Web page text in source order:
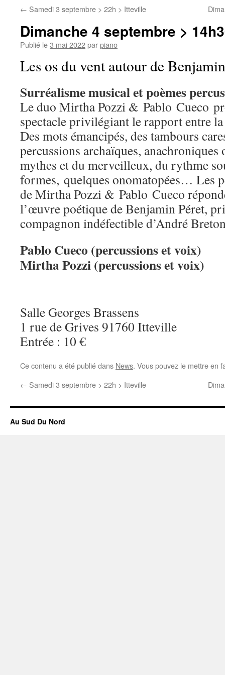
← Samedi 3 septembre > 22h > Itteville
Dimanche 4 septembre >
Publié le3 mai 2022parpiano
Les os du vent autour de
Surréalisme musical et poèmes
Le duo Mirtha Pozzi & Pablo Cueco
spectacle privilégiant le rapport entre
Des mots émancipés, des tambours
percussions archaïques,
mythes et du merveilleux, du rythme
formes, quelques onomatopées… Les
de Mirtha Pozzi & Pablo Cueco
l’œuvre poétique de Benjamin Péret,
compagnon indéfectible d’André
Pablo Cueco (percussions et voix)
Mirtha Pozzi (percussions et voix)
Salle Georges Brassens
1 rue de Grives 91760 Itteville
Entrée : 10 €
Ce contenu a été publié dans News. Vous pouvez le mettre en
← Samedi 3 septembre > 22h > Itteville
Au Sud Du Nord